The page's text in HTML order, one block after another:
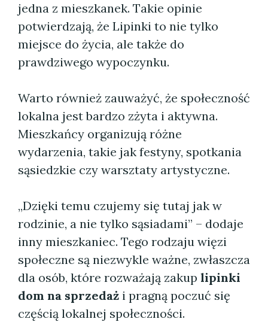
jedna z mieszkanek. Takie opinie
potwierdzają, że Lipinki to nie tylko
miejsce do życia, ale także do
prawdziwego wypoczynku.
Warto również zauważyć, że społeczność
lokalna jest bardzo zżyta i aktywna.
Mieszkańcy organizują różne
wydarzenia, takie jak festyny, spotkania
sąsiedzkie czy warsztaty artystyczne.
„Dzięki temu czujemy się tutaj jak w
rodzinie, a nie tylko sąsiadami” – dodaje
inny mieszkaniec. Tego rodzaju więzi
społeczne są niezwykle ważne, zwłaszcza
dla osób, które rozważają zakup lipinki
dom na sprzedaż i pragną poczuć się
częścią lokalnej społeczności.